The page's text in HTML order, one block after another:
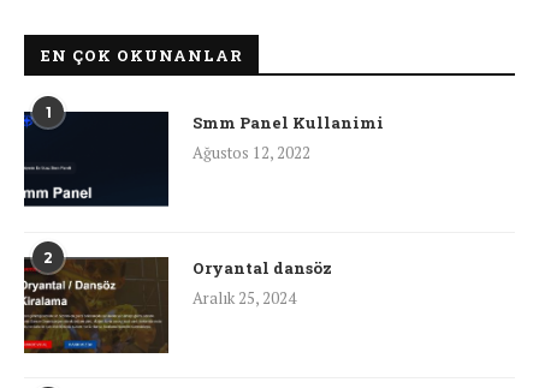
EN ÇOK OKUNANLAR
1
Smm Panel Kullanimi
Ağustos 12, 2022
2
Oryantal dansöz
Aralık 25, 2024